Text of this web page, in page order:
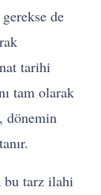
de
tarihi
tam olarak
dönemin
bu tarz ilahi